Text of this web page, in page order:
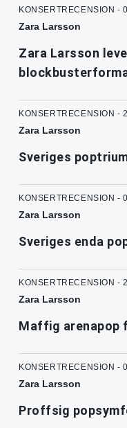
KONSERTRECENSION -
Zara Larsson
Zara Larsson
KONSERTRECENSION -
Zara Larsson
Sveriges
KONSERTRECENSION -
Zara Larsson
Sveriges enda
KONSERTRECENSION -
Zara Larsson
Maffig arenapop
KONSERTRECENSION -
Zara Larsson
Proffsig